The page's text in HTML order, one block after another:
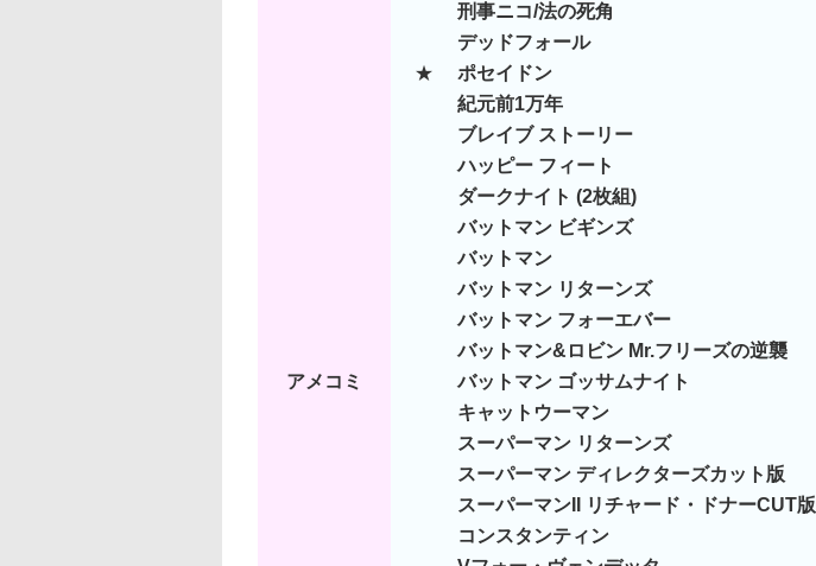
刑事ニコ/法の死角
デッドフォール
★
ポセイドン
紀元前1万年
ブレイブ ストーリー
ハッピー フィート
アメコミ
ダークナイト (2枚組)
バットマン ビギンズ
バットマン
バットマン リターンズ
バットマン フォーエバー
バットマン&ロビン Mr.フリーズの逆襲
バットマン ゴッサムナイト
キャットウーマン
スーパーマン リターンズ
スーパーマン ディレクターズカット版
スーパーマンII リチャード・ドナーCUT版
コンスタンティン